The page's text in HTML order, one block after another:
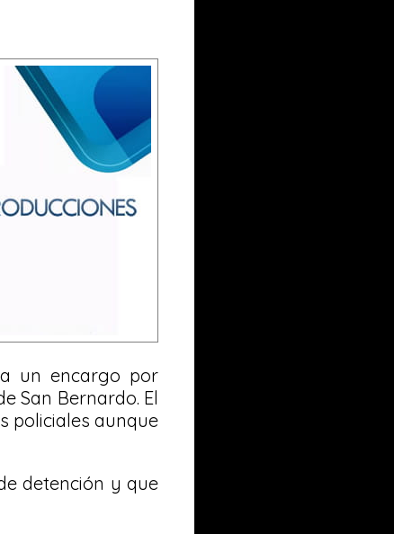
un encargo por
San Bernardo. El
policiales aunque
detención y que